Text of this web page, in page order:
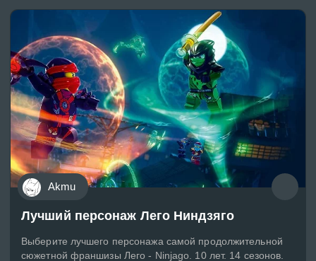
Akmu
Лучший персонаж Лего Ниндзяго
Выберите лучшего персонажа самой продолжительной
сюжетной франшизы Лего - Ninjago. 10 лет. 14 сезонов.